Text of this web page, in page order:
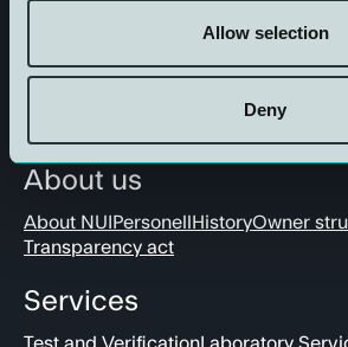
Allow selection
Deny
About us
About NUI Personell HistoryOwner
Transparency act
Services